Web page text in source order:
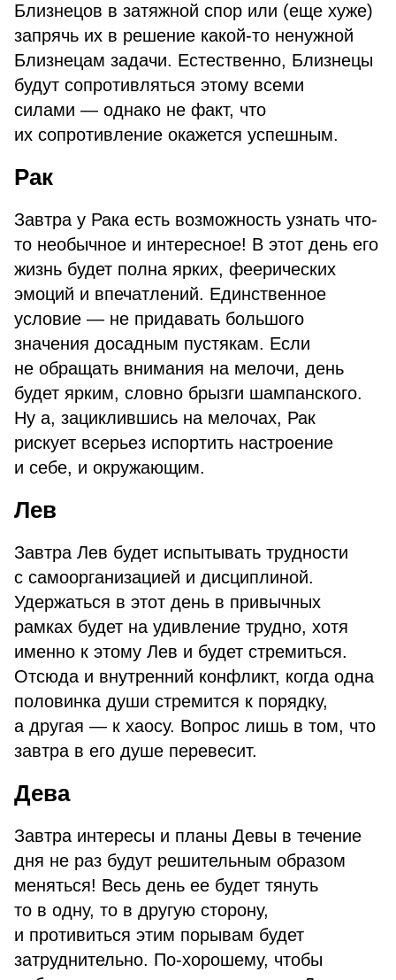
Близнецов в затяжной спор или (еще хуже)
запрячь их в решение какой-то ненужной
Близнецам задачи. Естественно, Близнецы
будут сопротивляться этому всеми
силами — однако не факт, что
их сопротивление окажется успешным.
Рак
Завтра у Рака есть возможность узнать что-
то необычное и интересное! В этот день его
жизнь будет полна ярких, феерических
эмоций и впечатлений. Единственное
условие — не придавать большого
значения досадным пустякам. Если
не обращать внимания на мелочи, день
будет ярким, словно брызги шампанского.
Ну а, зациклившись на мелочах, Рак
рискует всерьез испортить настроение
и себе, и окружающим.
Лев
Завтра Лев будет испытывать трудности
с самоорганизацией и дисциплиной.
Удержаться в этот день в привычных
рамках будет на удивление трудно, хотя
именно к этому Лев и будет стремиться.
Отсюда и внутренний конфликт, когда одна
половинка души стремится к порядку,
а другая — к хаосу. Вопрос лишь в том, что
завтра в его душе перевесит.
Дева
Завтра интересы и планы Девы в течение
дня не раз будут решительным образом
меняться! Весь день ее будет тянуть
то в одну, то в другую сторону,
и противиться этим порывам будет
затруднительно. По-хорошему, чтобы